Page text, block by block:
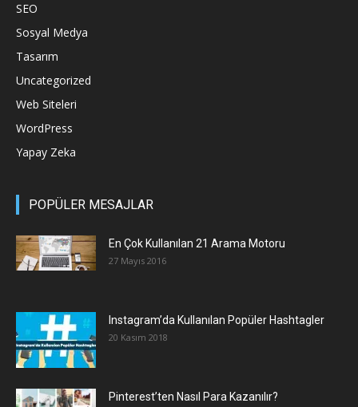
SEO
Sosyal Medya
Tasarım
Uncategorized
Web Siteleri
WordPress
Yapay Zeka
POPÜLER MESAJLAR
En Çok Kullanılan 21 Arama Motoru
27 Mayıs 2016
Instagram’da Kullanılan Popüler Hashtagler
20 Kasım 2018
Pinterest’ten Nasıl Para Kazanılır?